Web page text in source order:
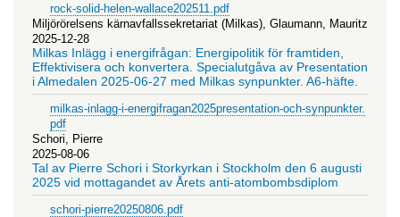
rock-solid-helen-wallace202511.pdf
Miljörörelsens kärnavfallssekretariat (Milkas), Glaumann, Mauritz
2025-12-28
Milkas Inlägg i energifrågan: Energipolitik för framtiden,
Effektivisera och konvertera. Specialutgåva av Presentation
i Almedalen 2025-06-27 med Milkas synpunkter. A6-häfte.
milkas-inlagg-i-energifragan2025presentation-och-synpunkter.
pdf
Schori, Pierre
2025-08-06
Tal av Pierre Schori i Storkyrkan i Stockholm den 6 augusti
2025 vid mottagandet av Årets anti-atombombsdiplom
schori-pierre20250806.pdf